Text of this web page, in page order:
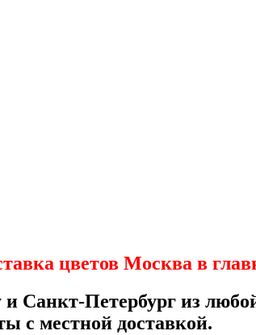
цветов Москва в
Санкт-Петербург из
с местной доставкой.